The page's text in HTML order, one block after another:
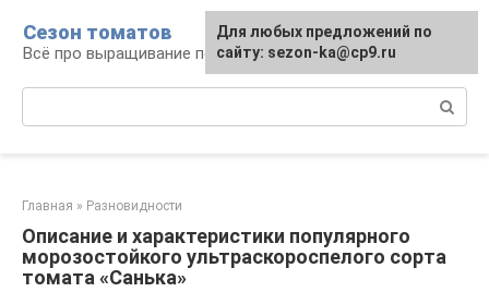
контенту
Сезон томатов
Всё про выращивание помидоров
Главная » Разновидности
Описание и характеристики популярного
морозостойкого ультраскороспелого сорта
томата «Санька»
Для любых предложений по
сайту: sezon-ka@cp9.ru